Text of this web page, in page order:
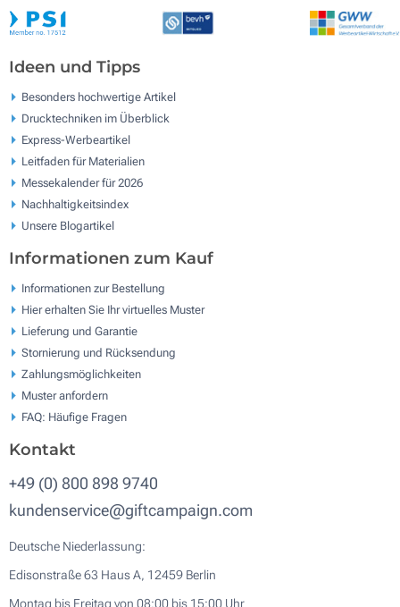
Ideen und Tipps
Besonders hochwertige Artikel
Drucktechniken im Überblick
Express-Werbeartikel
Leitfaden für Materialien
Messekalender für 2026
Nachhaltigkeitsindex
Unsere Blogartikel
Informationen zum Kauf
Informationen zur Bestellung
Hier erhalten Sie Ihr virtuelles Muster
Lieferung und Garantie
Stornierung und Rücksendung
Zahlungsmöglichkeiten
Muster anfordern
FAQ: Häufige Fragen
Kontakt
+49 (0) 800 898 9740
kundenservice@giftcampaign.com
Deutsche Niederlassung:
Edisonstraße 63 Haus A, 12459 Berlin
Montag bis Freitag von 08:00 bis 15:00 Uhr